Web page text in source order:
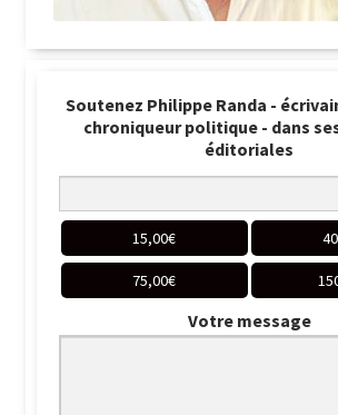
Soutenez Philippe Randa -
chroniqueur politique - dans
éditoriales
15,00€
75,00€
Votre message